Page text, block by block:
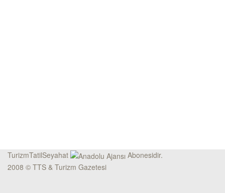
TurizmTatilSeyahat
Abonesidir.
2008 © TTS & Turizm Gazetesi